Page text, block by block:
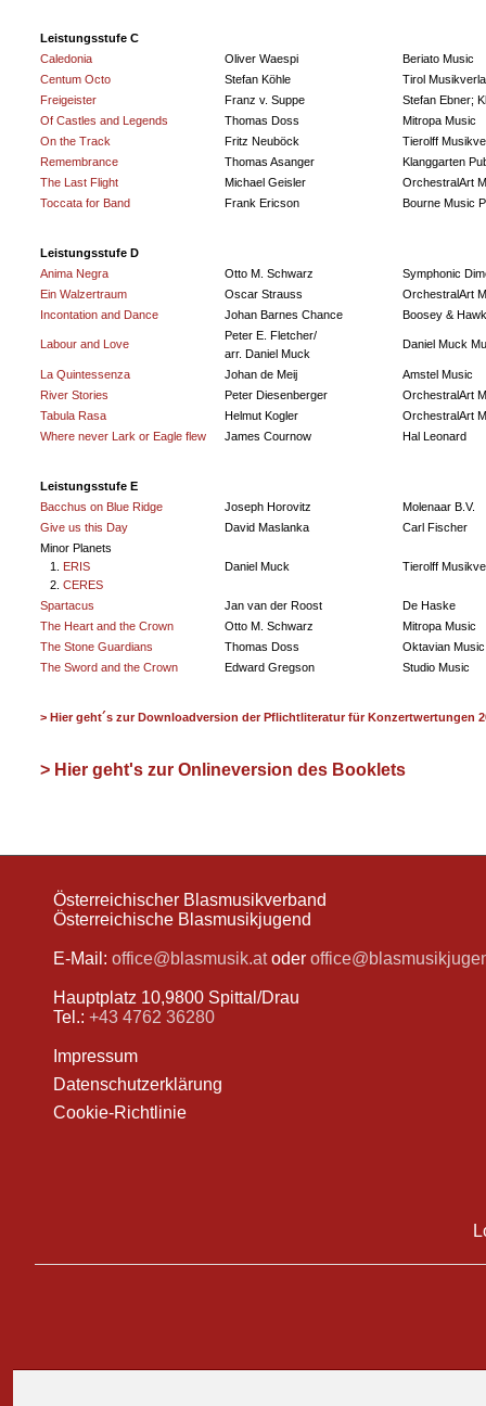
Leistungsstufe C
Caledonia
Oliver Waespi
Beriato Music
Centum Octo
Stefan Köhle
Tirol
Freigeister
Franz v. Suppe
Stefan Ebner;
Of Castles and Legends
Thomas Doss
Mitropa Music
On the Track
Fritz Neuböck
Tierolff
Remembrance
Thomas Asanger
Klanggarten
The Last Flight
Michael Geisler
OrchestralArt
Toccata for Band
Frank Ericson Bourne Music
Leistungsstufe D
Anima Negra
Otto M. Schwarz
Symphonic
Ein Walzertraum
Oscar Strauss
OrchestralArt
Incontation and Dance
Johan Barnes Chance Boosey &
Labour and Love
Peter E. Fletcher/
arr. Daniel Muck
Daniel Muck
La Quintessenza Johan de Meij
Amstel Music
River Stories
Peter Diesenberger
OrchestralArt
Tabula Rasa
Helmut Kogler
OrchestralArt
Where never Lark or Eagle flew
James Cournow Hal Leonard
Leistungsstufe E
Bacchus on Blue Ridge
Joseph Horovitz
Molenaar B.V.
Give us this Day
David Maslanka
Carl Fischer
Minor Planets
1. ERIS
2. CERES
Daniel Muck Tierolff
Spartacus Jan van der Roost
De Haske
The Heart and the Crown
Otto M. Schwarz
Mitropa Music
The Stone Guardians
Thomas Doss
Oktavian Music
The Sword and the Crown
Edward Gregson Studio Music
> Hier geht´s zur Downloadversion der Pflichtliteratur für Konzertwertungen
> Hier geht's zur Onlineversion des Booklets
Österreichischer Blasmusikverband
Österreichische Blasmusikjugend
E-Mail: office@blasmusik.atoder
Hauptplatz 10,9800 Spittal/Drau
Tel.: +43 4762 36280
Impressum
Datenschutzerklärung
Cookie-Richtlinie